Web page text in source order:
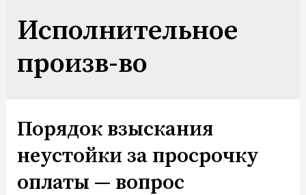
Исполнительное
произв-во
Порядок взыскания
неустойки за просрочку
оплаты — вопрос